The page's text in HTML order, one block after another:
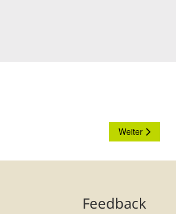
Nächster
Weiter
Feedback